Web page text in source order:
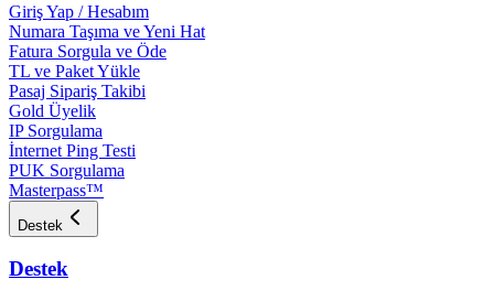
Giriş Yap / Hesabım
Numara Taşıma ve Yeni Hat
Fatura Sorgula ve Öde
TL ve Paket Yükle
Pasaj Sipariş Takibi
Gold Üyelik
IP Sorgulama
İnternet Ping Testi
PUK Sorgulama
Masterpass™
Destek
Destek